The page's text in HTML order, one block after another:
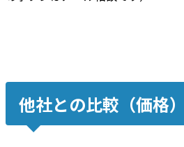
他社との比較（価格）